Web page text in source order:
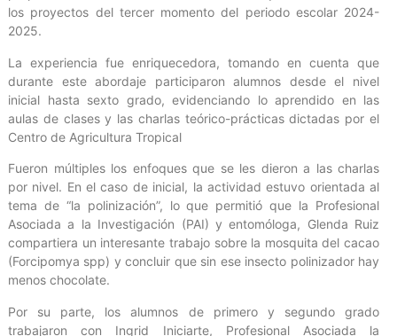
los proyectos del tercer momento del periodo escolar 2024-
2025.
La experiencia fue enriquecedora, tomando en cuenta que
durante este abordaje participaron alumnos desde el nivel
inicial hasta sexto grado, evidenciando lo aprendido en las
aulas de clases y las charlas teórico-prácticas dictadas por el
Centro de Agricultura Tropical
Fueron múltiples los enfoques que se les dieron a las charlas
por nivel. En el caso de inicial, la actividad estuvo orientada al
tema de “la polinización”, lo que permitió que la Profesional
Asociada a la Investigación (PAI) y entomóloga, Glenda Ruiz
compartiera un interesante trabajo sobre la mosquita del cacao
(Forcipomya spp) y concluir que sin ese insecto polinizador hay
menos chocolate.
Por su parte, los alumnos de primero y segundo grado
trabajaron con Ingrid Iniciarte, Profesional Asociada la